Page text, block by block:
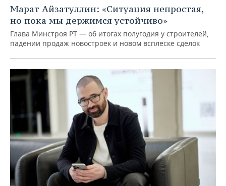
Марат Айзатуллин: «Ситуация непростая,
но пока мы держимся устойчиво»
Глава Минстроя РТ — об итогах полугодия у строителей,
падении продаж новостроек и новом всплеске сделок